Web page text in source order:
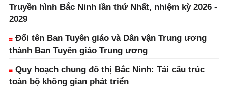
Truyền hình Bắc Ninh lần thứ Nhất, nhiệm kỳ 2026 -
2029
Đổi tên Ban Tuyên giáo và Dân vận Trung ương
thành Ban Tuyên giáo Trung ương
Quy hoạch chung đô thị Bắc Ninh: Tái cấu trúc
toàn bộ không gian phát triển